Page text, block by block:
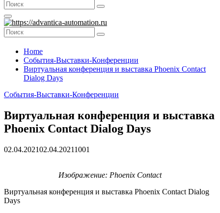
Search
for:
Search
Primary
Menu
Search
for:
Search
Home
События-Выставки-Конференции
Виртуальная конференция и выставка Phoenix Contact
Dialog Days
События-Выставки-Конференции
Виртуальная конференция и выставка
Phoenix Contact Dialog Days
02.04.202102.04.20211001
Изображение: Phoenix Contact
Виртуальная конференция и выставка Phoenix Contact Dialog
Days